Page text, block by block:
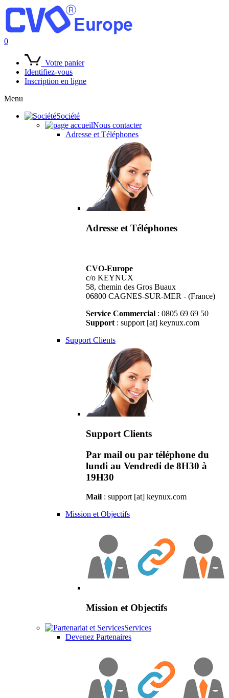
0
Votre panier
Identifiez-vous
Inscription en ligne
Menu
Société
Nous contacter
Adresse et Téléphones
Adresse et Téléphones
CVO-Europe
c/o KEYNUX
58, chemin des Gros Buaux
06800 CAGNES-SUR-MER - (France)
Service Commercial : 0805 69 69 50
Support : support [at] keynux.com
Support Clients
Support Clients
Par mail ou par téléphone du
lundi au Vendredi de 8H30 à
19H30
Mail : support [at] keynux.com
Mission et Objectifs
Mission et Objectifs
Services
Devenez Partenaires